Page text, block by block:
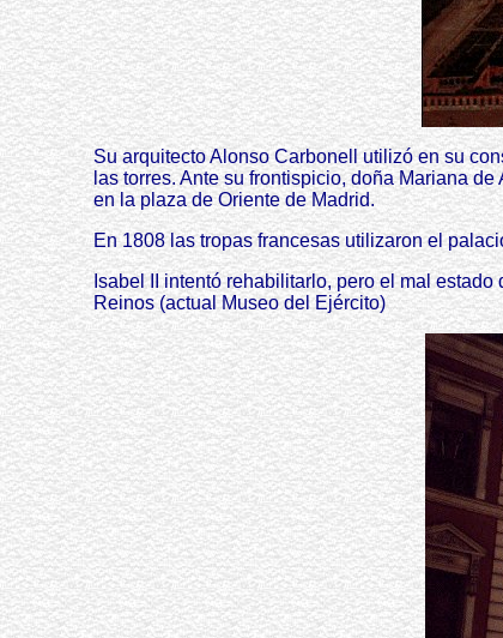
Su arquitecto Alonso Carbonell utilizó en su
las torres. Ante su frontispicio, doña Mariana
en la plaza de Oriente de Madrid.
En 1808 las tropas francesas utilizaron el
Isabel II intentó rehabilitarlo, pero el mal
Reinos (actual Museo del Ejército)